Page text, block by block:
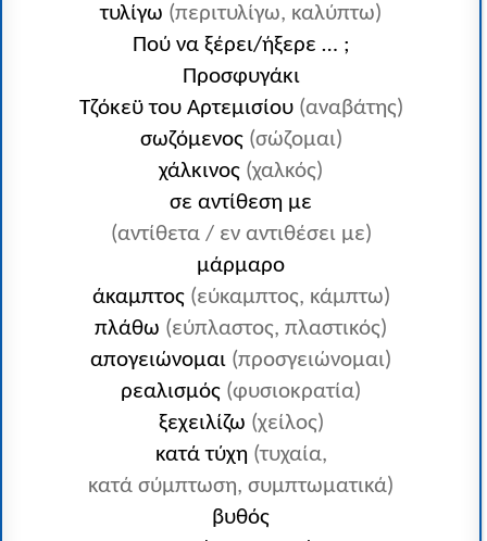
τυλίγω (περιτυλίγω, καλύπτω)
Πού να ξέρει/ήξερε … ;
Προσφυγάκι
Τζόκεϋ του Αρτεμισίου (αναβάτης)
σωζόμενος (σώζομαι)
χάλκινος (χαλκός)
σε αντίθεση με
(αντίθετα / εν αντιθέσει με)
μάρμαρο
άκαμπτος (εύκαμπτος, κάμπτω)
πλάθω (εύπλαστος, πλαστικός)
απογειώνομαι (προσγειώνομαι)
ρεαλισμός (φυσιοκρατία)
ξεχειλίζω (χείλος)
κατά τύχη (τυχαία,
κατά σύμπτωση, συμπτωματικά)
βυθός